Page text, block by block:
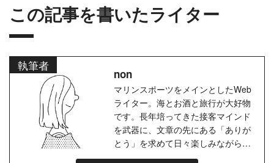
この記事を書いたライター
執筆者
non
マリンスポーツをメインとしたWeb
ライター。海とお酒と旅行が大好物
です。長年培ってきた接客マインド
を武器に、文章の先にある「ありが
とう」を求めて日々楽しみながら執
筆してます。